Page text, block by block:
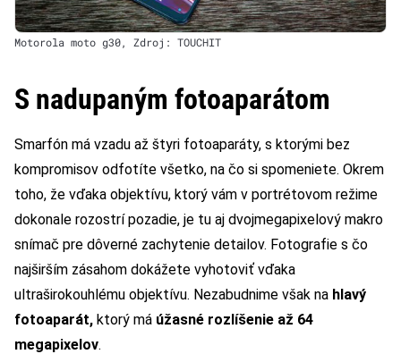
Motorola moto g30, Zdroj: TOUCHIT
S nadupaným fotoaparátom
Smarfón má vzadu až štyri fotoaparáty, s ktorými bez
kompromisov odfotíte všetko, na čo si spomeniete. Okrem
toho, že vďaka objektívu, ktorý vám v portrétovom režime
dokonale rozostrí pozadie, je tu aj dvojmegapixelový makro
snímač pre dôverné zachytenie detailov. Fotografie s čo
najširším zásahom dokážete vyhotoviť vďaka
ultraširokouhlému objektívu. Nezabudnime však na hlavý
fotoaparát, ktorý má úžasné rozlíšenie až 64
megapixelov.